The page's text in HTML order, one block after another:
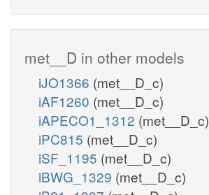
met__D in other models
iJO1366 (met__D_c)
iAF1260 (met__D_c)
iAPECO1_1312 (met__D_c)
iPC815 (met__D_c)
iSF_1195 (met__D_c)
iBWG_1329 (met__D_c)